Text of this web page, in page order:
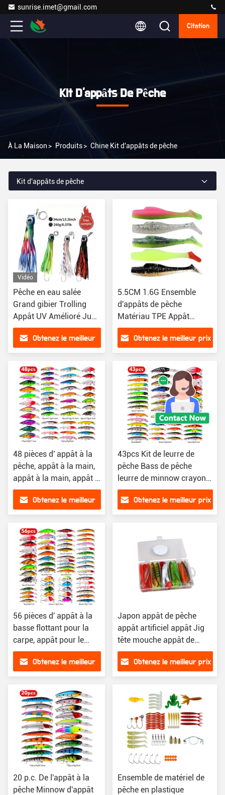
sunrise.imet@gmail.com
Citation
Kit D'appâts De Pêche
À La Maison > Produits> Chine Kit d'appâts de pêche
Kit d'appâts de pêche
Vidéo
Pêche en eau salée
Grand gibier Trolling
Appât UV Amélioré Jupe
de pieuvre Appât
Obtenez le meilleur
5.5CM 1.6G Ensemble
d'appâts de pêche
Matériau TPE Appât
souple Paddle Ensemble
d'appâts de pêche
Obtenez le meilleur prix
48 pièces d' appât à la
pêche, appât à la main,
appât à la main, appât à
la main.
Obtenez le meilleur
43pcs Kit de leurre de
pêche Bass de pêche
leurre de minnow crayon
dur leurre de pêche de
carpe flottante
Obtenez le meilleur prix
56 pièces d' appât à la
basse flottant pour la
carpe, appât pour le
poisson
Obtenez le meilleur
Japon appât de pêche
appât artificiel appât Jig
tête mouche appât de
pêche en caoutchouc
Obtenez le meilleur prix
20 p.c. De l'appât à la
pêche Minnow d'appât
Ensemble de matériel de
pêche en plastique